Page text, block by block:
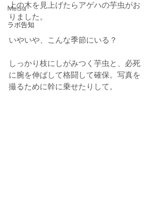
Media
ラボ告知
上の木を見上げたらアゲハの芋虫がお
りました。
いやいや、こんな季節にいる？
しっかり枝にしがみつく芋虫と、必死
に腕を伸ばして格闘して確保。写真を
撮るために幹に乗せたりして。